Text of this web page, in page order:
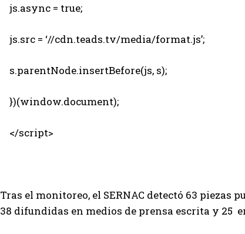
js.async = true;
js.src = ‘//cdn.teads.tv/media/format.js’;
s.parentNode.insertBefore(js, s);
})(window.document);
</script>
Tras el monitoreo, el SERNAC detectó 63
38 difundidas en medios de prensa escrita y 25